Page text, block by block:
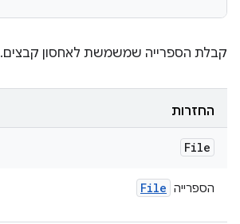
קבלת הספרייה שמשמשת לאחסון קבצים.
החזרות
File
הספרייה File